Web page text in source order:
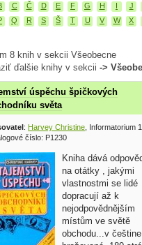
C Č D E F G H I J
Q R S Š T U V W X
8 knih v sekcii Všeobecne
ďalšie knihy v sekcii ->
úspěchu špičkových
světa
: Harvey Christine, Informatorium
číslo: P1230
Kniha dává
na otátky , jakými
vlastnostmi se lidé
dopracují až k
nejodpovědnějším
místům ve světě
obchodu...v